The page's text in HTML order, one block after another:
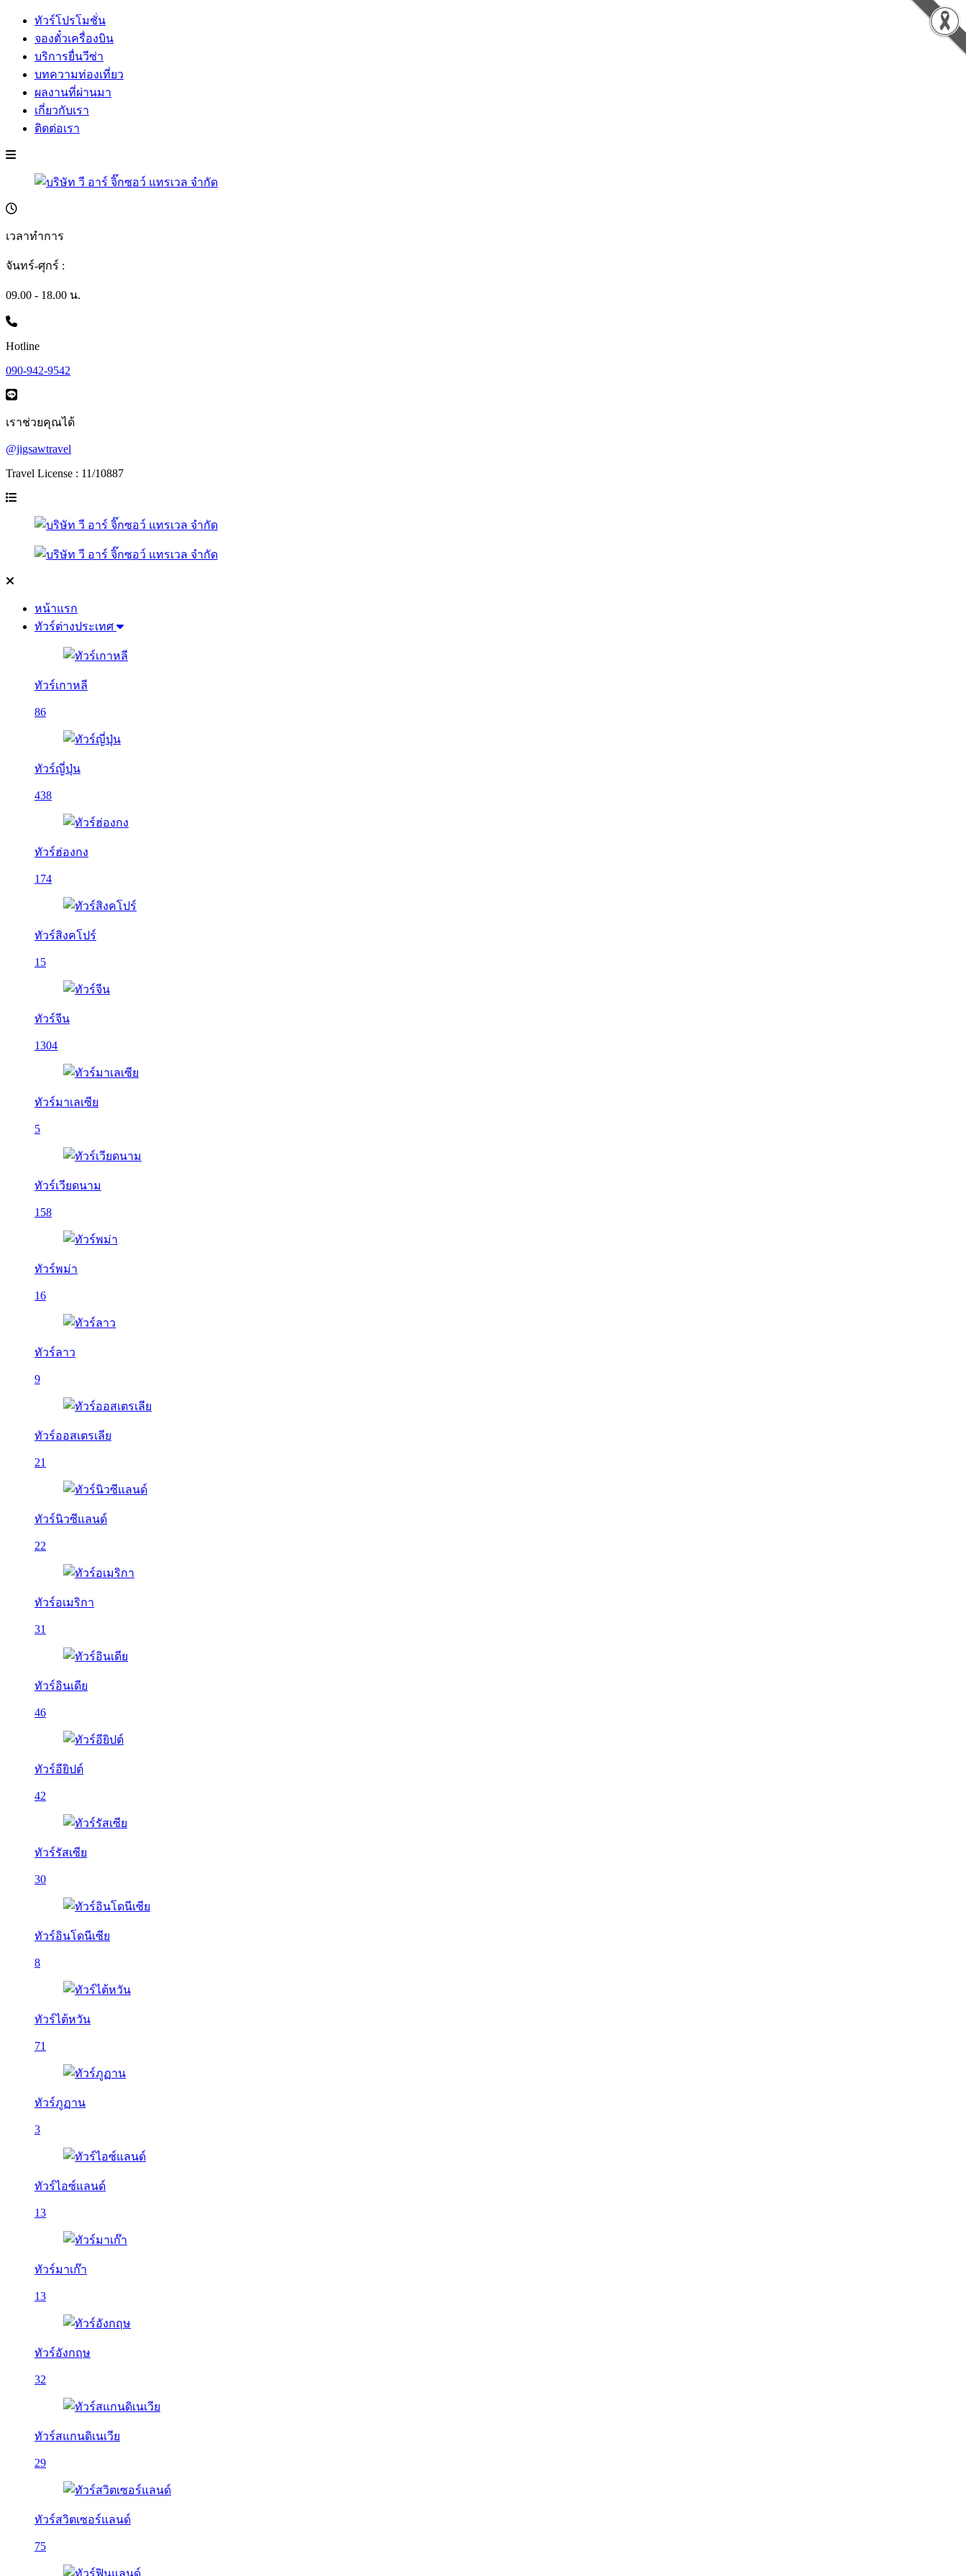
ทัวร์โปรโมชั่น
จองตั๋วเครื่องบิน
บริการยื่นวีซ่า
บทความท่องเที่ยว
ผลงานที่ผ่านมา
เกี่ยวกับเรา
ติดต่อเรา
เวลาทำการ
จันทร์-ศุกร์ :
09.00 - 18.00 น.
Hotline
090-942-9542
เราช่วยคุณได้
@jigsawtravel
Travel License : 11/10887
หน้าแรก
ทัวร์ต่างประเทศ
ทัวร์เกาหลี
86
ทัวร์ญี่ปุ่น
438
ทัวร์ฮ่องกง
174
ทัวร์สิงคโปร์
15
ทัวร์จีน
1304
ทัวร์มาเลเซีย
5
ทัวร์เวียดนาม
158
ทัวร์พม่า
16
ทัวร์ลาว
9
ทัวร์ออสเตรเลีย
21
ทัวร์นิวซีแลนด์
22
ทัวร์อเมริกา
31
ทัวร์อินเดีย
46
ทัวร์อียิปต์
42
ทัวร์รัสเซีย
30
ทัวร์อินโดนีเซีย
8
ทัวร์ไต้หวัน
71
ทัวร์ภูฏาน
3
ทัวร์ไอซ์แลนด์
13
ทัวร์มาเก๊า
13
ทัวร์อังกฤษ
32
ทัวร์สแกนดิเนเวีย
29
ทัวร์สวิตเซอร์แลนด์
75